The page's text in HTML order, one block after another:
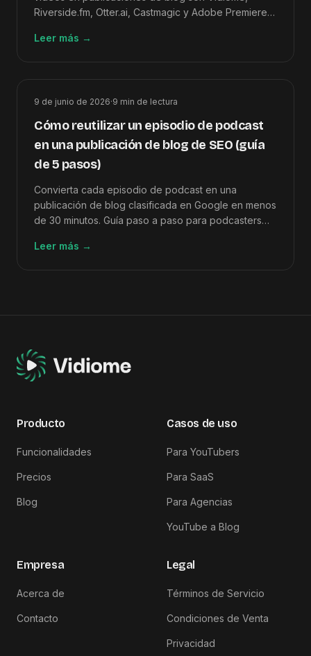
Riverside.fm, Otter.ai, Castmagic y Adobe Premiere
a artículo.
Leer más →
9 de junio de 2026·9 min de lectura
Cómo reutilizar un episodio de podcast
en una publicación de blog de SEO (guía
de 5 pasos)
Convierta cada episodio de podcast en una
publicación de blog clasificada en Google en menos
de 30 minutos. Guía paso a paso para podcasters
redacción.
Leer más →
Producto
Funcionalidades
Precios
Blog
Casos de uso
Para YouTubers
Para SaaS
Para Agencias
YouTube a Blog
Empresa
Acerca de
Contacto
Legal
Términos de Servicio
Condiciones de Venta
Privacidad